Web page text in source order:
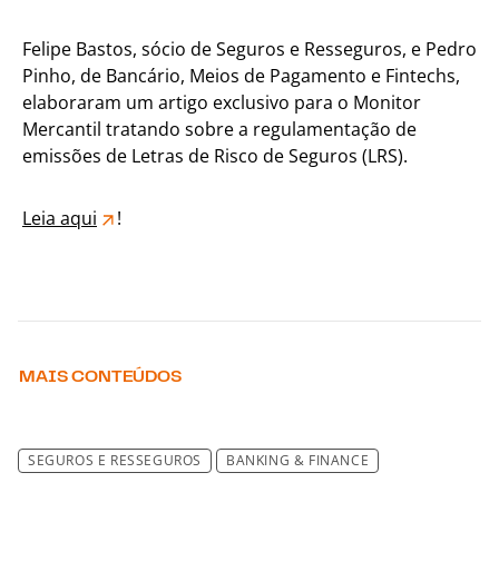
Felipe Bastos, sócio de Seguros e Resseguros, e Pedro
Pinho, de Bancário, Meios de Pagamento e Fintechs,
elaboraram um artigo exclusivo para o Monitor
Mercantil tratando sobre a regulamentação de
emissões de Letras de Risco de Seguros (LRS).
Leia aqui !
MAIS CONTEÚDOS
SEGUROS E RESSEGUROS BANKING & FINANCE